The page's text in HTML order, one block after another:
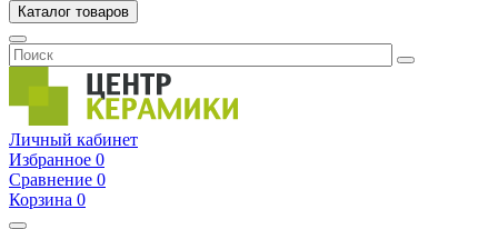
Каталог товаров
Личный кабинет
Избранное 0
Сравнение 0
Корзина 0